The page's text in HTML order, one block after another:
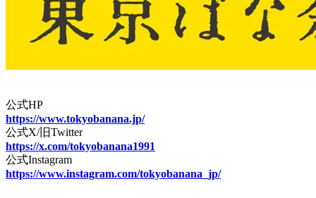
公式HP
https://www.tokyobanana.jp/
公式X/旧Twitter
https://x.com/tokyobanana1991
公式Instagram
https://www.instagram.com/tokyobanana_jp/